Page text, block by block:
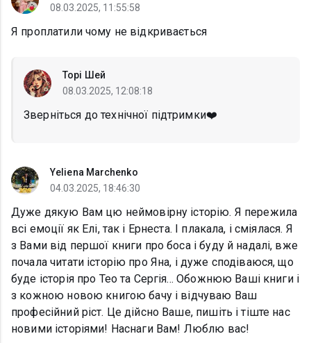
08.03.2025, 11:55:58
Я проплатили чому не відкривається
Торі Шей
08.03.2025, 12:08:18
Зверніться до технічної підтримки❤️
Yeliena Marchenko
04.03.2025, 18:46:30
Дуже дякую Вам цю неймовірну історію. Я пережила
всі емоції як Елі, так і Ернеста. І плакала, і сміялася. Я
з Вами від першої книги про боса і буду й надалі, вже
почала читати історію про Яна, і дуже сподіваюся, що
буде історія про Тео та Сергія... Обожнюю Ваші книги і
з кожною новою книгою бачу і відчуваю Ваш
професійний ріст. Це дійсно Ваше, пишіть і тіште нас
новими історіями! Наснаги Вам! Люблю вас!